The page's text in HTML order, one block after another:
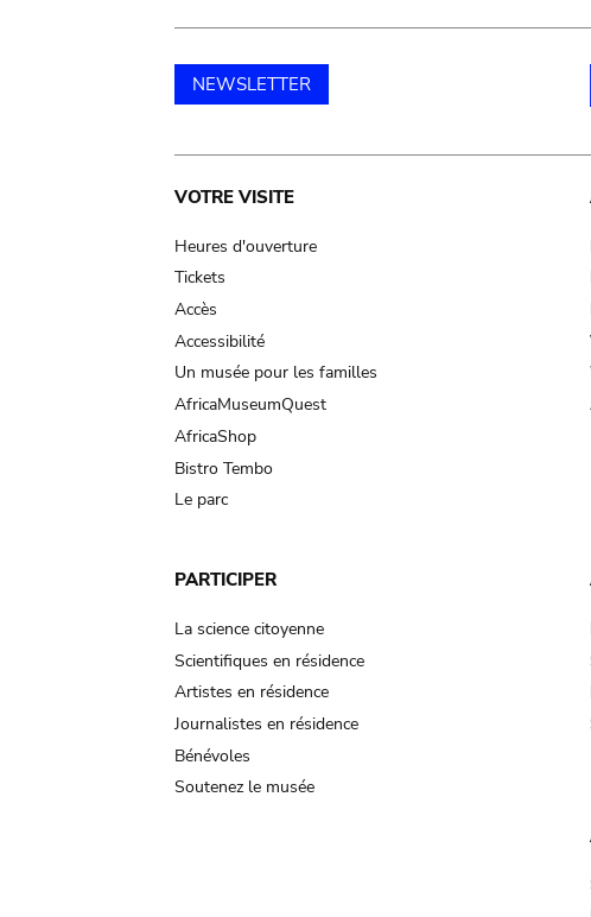
NEWSLETTER
Main
navigation
VOTRE VISITE
Heures d'ouverture
Tickets
Accès
Accessibilité
Un musée pour les familles
AfricaMuseumQuest
AfricaShop
Bistro Tembo
Le parc
PARTICIPER
La science citoyenne
Scientifiques en résidence
Artistes en résidence
Journalistes en résidence
Bénévoles
Soutenez le musée